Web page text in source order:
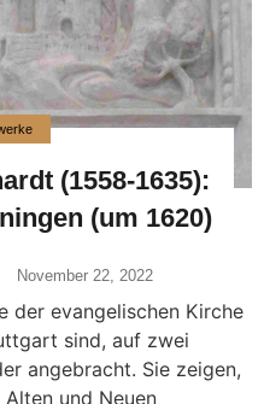
(1558-1635):
(um 1620)
November 22, 2022
der evangelischen Kirche
sind, auf zwei
angebracht. Sie zeigen,
und Neuen